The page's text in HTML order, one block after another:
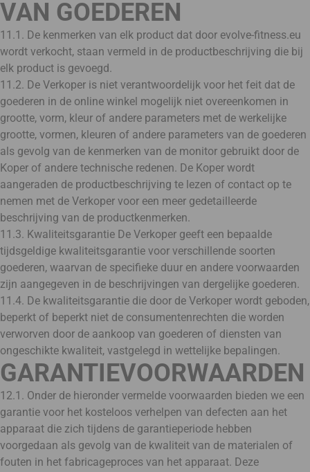
VAN GOEDEREN
11.1. De kenmerken van elk product dat door evolve-fitness.eu
wordt verkocht, staan vermeld in de productbeschrijving die bij
elk product is gevoegd.
11.2. De Verkoper is niet verantwoordelijk voor het feit dat de
goederen in de online winkel mogelijk niet overeenkomen in
grootte, vorm, kleur of andere parameters met de werkelijke
grootte, vormen, kleuren of andere parameters van de goederen
als gevolg van de kenmerken van de monitor gebruikt door de
Koper of andere technische redenen. De Koper wordt
aangeraden de productbeschrijving te lezen of contact op te
nemen met de Verkoper voor een meer gedetailleerde
beschrijving van de productkenmerken.
11.3. Kwaliteitsgarantie De Verkoper geeft een bepaalde
tijdsgeldige kwaliteitsgarantie voor verschillende soorten
goederen, waarvan de specifieke duur en andere voorwaarden
zijn aangegeven in de beschrijvingen van dergelijke goederen.
11.4. De kwaliteitsgarantie die door de Verkoper wordt geboden,
beperkt of beperkt niet de consumentenrechten die worden
verworven door de aankoop van goederen of diensten van
ongeschikte kwaliteit, vastgelegd in wettelijke bepalingen.
GARANTIEVOORWAARDEN
12.1. Onder de hieronder vermelde voorwaarden bieden we een
garantie voor het kosteloos verhelpen van defecten aan het
apparaat die zich tijdens de garantieperiode hebben
voorgedaan als gevolg van de kwaliteit van de materialen of
fouten in het fabricageproces van het apparaat. Deze